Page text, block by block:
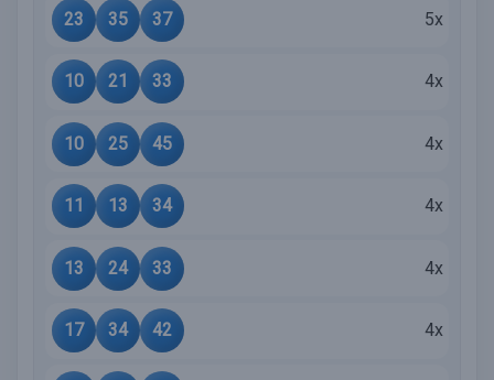
23 35 37 5x
10 21 33 4x
10 25 45 4x
11 13 34 4x
13 24 33 4x
17 34 42 4x